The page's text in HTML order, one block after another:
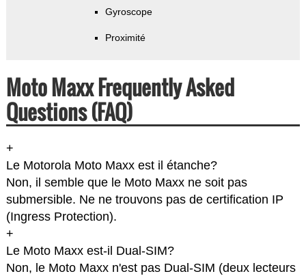
Gyroscope
Proximité
Moto Maxx Frequently Asked
Questions (FAQ)
+
Le Motorola Moto Maxx est il étanche?
Non, il semble que le Moto Maxx ne soit pas
submersible. Ne ne trouvons pas de certification IP
(Ingress Protection).
+
Le Moto Maxx est-il Dual-SIM?
Non, le Moto Maxx n'est pas Dual-SIM (deux lecteurs